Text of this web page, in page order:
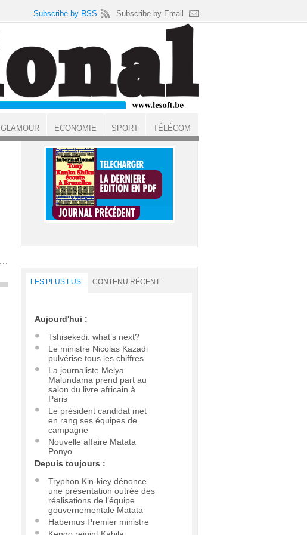
LES PLUS LUS CONTENU RÉCENT
Aujourd'hui :
Tshisekedi: what’s next?
Le ministre Nicolas Kazadi
pulvérise tous les chiffres
La journaliste Melya
Malundama prend part au
salon du livre africain à
Paris
Le président candidat met
en rang ses équipes de
campagne
Nouvelle affaire Matata
Ponyo
Depuis toujours :
Tryphon Kin-kiey dénonce
une présentation outrée des
réalisations de l’équipe
gouvernementale Matata
Habemus Premier ministre
Subscribe by RSS Subscribe by Email
GLAMOUR ECONOMIE SPORT TÉLÉCOM